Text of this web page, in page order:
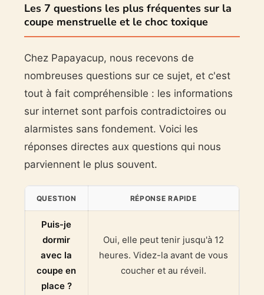
Les 7 questions les plus fréquentes sur la
coupe menstruelle et le choc toxique
Chez Papayacup, nous recevons de
nombreuses questions sur ce sujet, et c'est
tout à fait compréhensible : les informations
sur internet sont parfois contradictoires ou
alarmistes sans fondement. Voici les
réponses directes aux questions qui nous
parviennent le plus souvent.
QUESTION RÉPONSE RAPIDE
Puis-je
dormir
avec la
coupe en
place ?
Oui, elle peut tenir jusqu'à 12
heures. Videz-la avant de vous
coucher et au réveil.